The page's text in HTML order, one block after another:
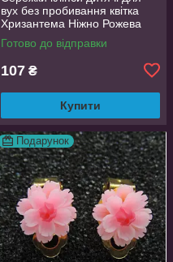
вух без пробивання квітка
Хризантема Ніжно Рожева
Готово до відправки
107 ₴
Купити
Подарунок